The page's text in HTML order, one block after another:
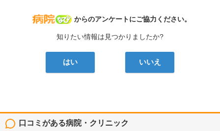
病院なび
からのアンケートにご協力ください。
知りたい情報は見つかりましたか?
はい いいえ
口コミがある病院・クリニック